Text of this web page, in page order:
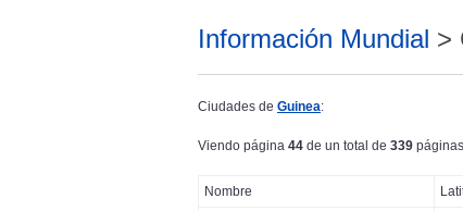
Información Mundial >
Ciudades de Guinea:
Viendo página 44 de un total de 339
Nombre